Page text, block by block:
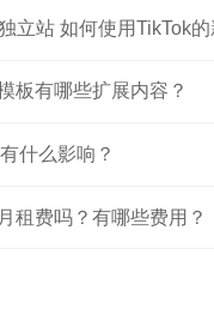
板有哪些扩展内容？
什么影响？
租费吗？有哪些费用？